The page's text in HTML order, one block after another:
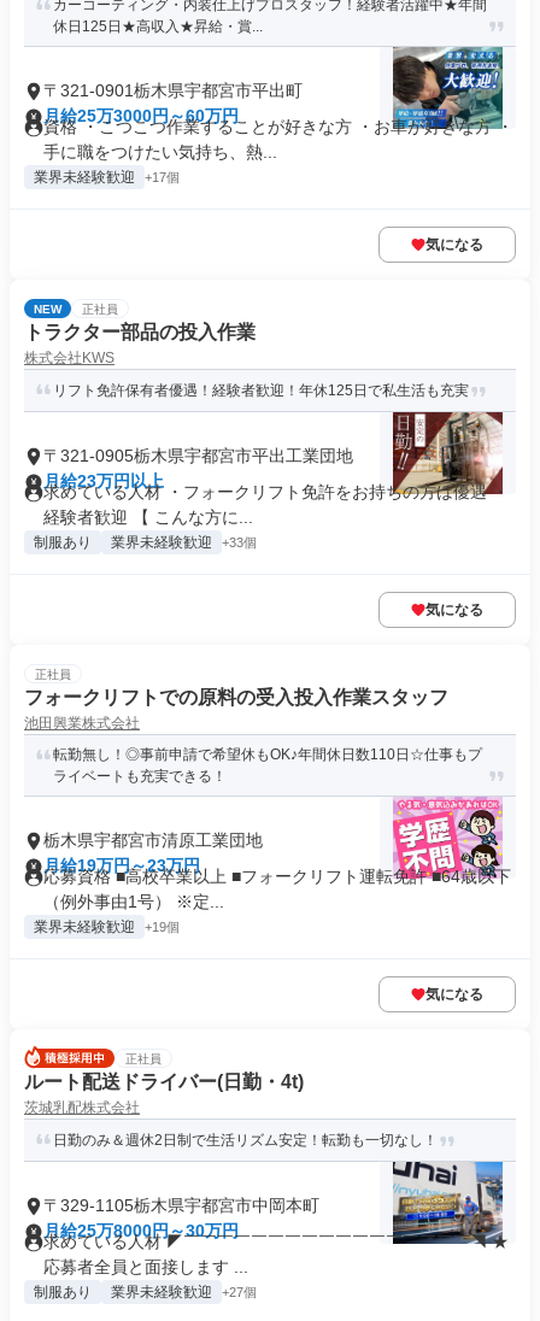
カーコーティング・内装仕上げプロスタッフ！経験者活躍中★年間
休日125日★高収入★昇給・賞...
〒321-0901栃木県宇都宮市平出町
月給25万3000円～60万円
資格 ・こつこつ作業することが好きな方 ・お車が好きな方 ・
手に職をつけたい気持ち、熱...
業界未経験歓迎 +17個
気になる
NEW 正社員
トラクター部品の投入作業
株式会社KWS
リフト免許保有者優遇！経験者歓迎！年休125日で私生活も充実
〒321-0905栃木県宇都宮市平出工業団地
月給23万円以上
求めている人材 ・フォークリフト免許をお持ちの方は優遇 ・
経験者歓迎 【 こんな方に...
制服あり 業界未経験歓迎 +33個
気になる
正社員
フォークリフトでの原料の受入投入作業スタッフ
池田興業株式会社
転勤無し！◎事前申請で希望休もOK♪年間休日数110日☆仕事もプ
ライベートも充実できる！
栃木県宇都宮市清原工業団地
月給19万円～23万円
応募資格 ■高校卒業以上 ■フォークリフト運転免許 ■64歳以下
（例外事由1号） ※定...
業界未経験歓迎 +19個
気になる
正社員
ルート配送ドライバー(日勤・4t)
茨城乳配株式会社
日勤のみ＆週休2日制で生活リズム安定！転勤も一切なし！
〒329-1105栃木県宇都宮市中岡本町
月給25万8000円～30万円
求めている人材 ◤￣￣￣￣￣￣￣￣￣￣￣￣￣￣￣￣￣◥ ★
応募者全員と面接します ...
制服あり 業界未経験歓迎 +27個